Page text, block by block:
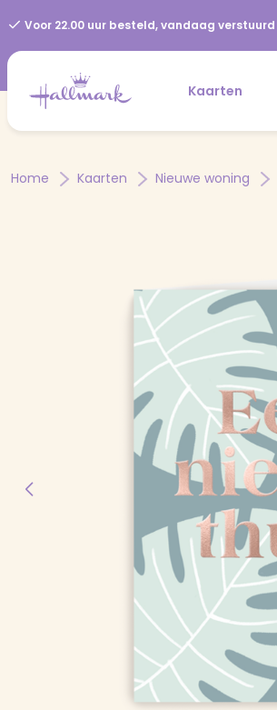
Voor 22.00 uur besteld, vandaag verstuurd
Kaarten
Home Kaarten Nieuwe woning